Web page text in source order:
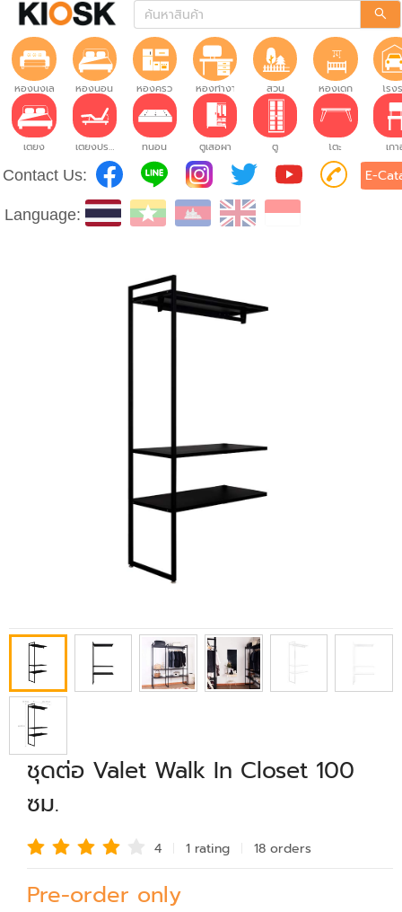
ห้องนั่งเล่น ห้องนอน ห้องครัว ห้องทำงาน สวน ห้องเด็ก โรง
เตียง เตียงปรับระดับ ที่นอน ตู้เสื้อผ้า ตู้ โต๊ะ เก้
Contact Us: E-
Language:
ชุดต่อ Valet Walk In Closet 100
ซม.
4 1 rating 18 orders
Pre-order only